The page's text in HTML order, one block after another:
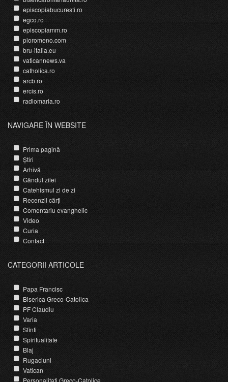
episcopiabucuresti.ro
egco.ro
episcopiamm.ro
pioromeno.com
bru-italia.eu
vaticannews.va
catholica.ro
arcb.ro
ercis.ro
radiomaria.ro
NAVIGARE ÎN WEBSITE
Prima pagină
Știri
Arhivă
Gândul zilei
Catehismul zi de zi
Recenzii cărți
Comentariu evanghelic
Video
Curia
Contact
CATEGORII ARTICOLE
Papa Francisc
Biserica Greco-Catolica
PF Claudiu
Varia
Sfinti
Spiritualitate
Blaj
Rugaciuni
Vatican
Personalitati Greco-Catolice